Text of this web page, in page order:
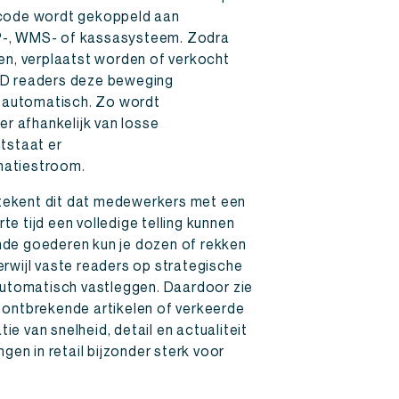
wordt gekoppeld aan
, WMS- of kassasysteem. Zodra
verplaatst worden of verkocht
readers deze beweging
Zo wordt
afhankelijk van losse
er
dit dat medewerkers met een
tijd een volledige telling kunnen
goederen kun je dozen of rekken
vaste readers op strategische
vastleggen. Daardoor zie
artikelen of verkeerde
van snelheid, detail en actualiteit
in retail bijzonder sterk voor